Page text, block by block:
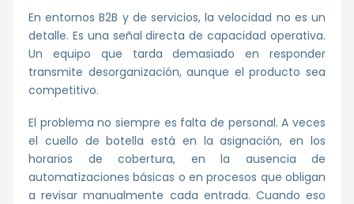
En entornos B2B y de servicios, la velocidad no es un
detalle. Es una señal directa de capacidad operativa.
Un equipo que tarda demasiado en responder
transmite desorganización, aunque el producto sea
competitivo.
El problema no siempre es falta de personal. A veces
el cuello de botella está en la asignación, en los
horarios de cobertura, en la ausencia de
automatizaciones básicas o en procesos que obligan
a revisar manualmente cada entrada. Cuando eso